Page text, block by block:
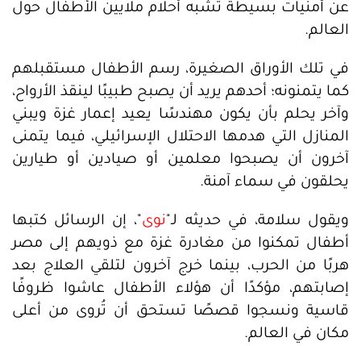
عن أمنيات بسيطة تشبه أحلام ملايين الأطفال حول
العالم.
في تلك الأوراق الصغيرة، رسم الأطفال مستقبلهم
كما يتمنونه؛ أحدهم يريد أن يصبح طبيبًا لينقذ الأرواح،
وآخر يحلم بأن يكون مهندسًا يعيد إعمار غزة ويبني
المنازل التي هدمها الاحتلال الإسرائيلي، فيما يتمنى
آخرون أن يصبحوا معلمين أو صيادين أو طيارين
يحلقون في سماء آمنة.
ويقول سلامة، في حديثه لـ" نوى "، إن الرسائل كتبها
أطفال تمكنوا من مغادرة غزة مع ذويهم إلى مصر
هربًا من الحرب، بينما خرج آخرون لتلقي العلاج بعد
إصابتهم، مؤكدًا أن هؤلاء الأطفال عاشوا ظروفًا
قاسية ونسجوا قصصًا تستحق أن تُروى من أعلى
مكان في العالم.